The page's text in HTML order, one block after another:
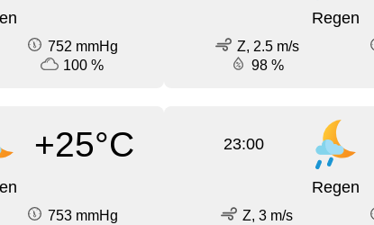
752 mmHg
100 %
Regen
Z, 2.5 m/s
98 %
+25°C
753 mmHg
23:00
Regen
Z, 3 m/s